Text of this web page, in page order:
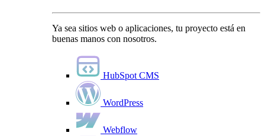
Ya sea sitios web o aplicaciones, tu proyecto está en
buenas manos con nosotros.
HubSpot CMS
WordPress
Webflow